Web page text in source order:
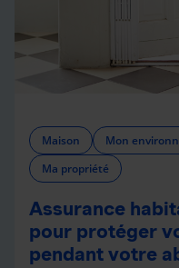
Maison Mon
Ma propriété
Assurance
pour protéger
pendant votre